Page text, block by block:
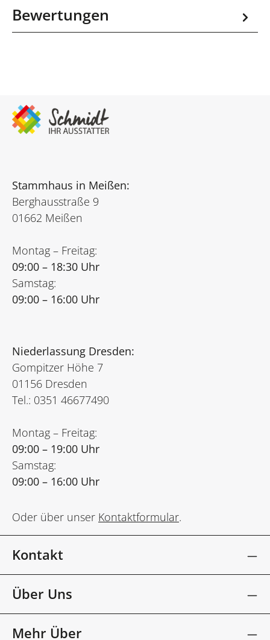
Bewertungen
Stammhaus in Meißen:
Berghausstraße 9
01662 Meißen
Montag – Freitag:
09:00 – 18:30 Uhr
Samstag:
09:00 – 16:00 Uhr
Niederlassung Dresden:
Gompitzer Höhe 7
01156 Dresden
Tel.: 0351 46677490
Montag – Freitag:
09:00 – 19:00 Uhr
Samstag:
09:00 – 16:00 Uhr
Oder über unser Kontaktformular.
Kontakt
Über Uns
Mehr Über